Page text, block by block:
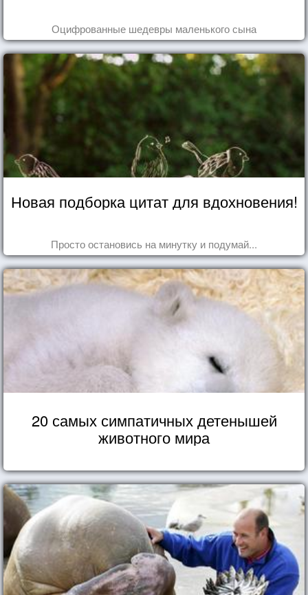
Оцифрованные шедевры маленького сына
Новая подборка цитат для вдохновения!
Просто остановись на минутку и подумай...
20 самых симпатичных детенышей
животного мира